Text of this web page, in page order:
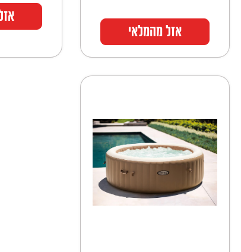
אזל מהמלאי